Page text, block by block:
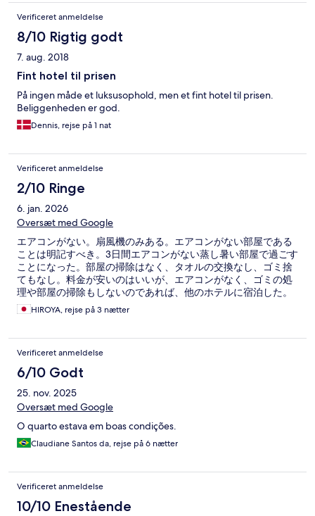
(e não cartão magnético) e o quarto simples, com ar
condicionado e tv antiga (de tubo). Pelo baixo custo, é um bom
local apenas para repousar a noite, e ficar o dia todo rodando
pelos pontos turísticos. O café da manhã é modesto, mas do
primeiro dia ao último que fiquei (o primeiro dia que fiquei foi o
segundo da nova administração) houve uma melhora de 100%
na estrutura e diversidade - apesar de ainda ser modesto e
simples, atende às necessidades. Apesar de uma estrutura que
ainda precise de muitas reformas, o que realmente pesa a favor
do hotel é o pessoal extremamente solícito e simpático. Tive
problemas iniciais no quarto que fiquei, e prontamente
oferecem transporte próprio para os pontos turísticos, com
preço à parte.
Verificeret anmeldelse
8/10 Rigtig godt
7. aug. 2018
Fint hotel til prisen
På ingen måde et luksusophold, men et fint hotel til prisen.
Beliggenheden er god.
Dennis, rejse på 1 nat
Verificeret anmeldelse
2/10 Ringe
6. jan. 2026
Oversæt med Google
エアコンがない。扇風機のみある。エアコンがない部屋である
ことは明記すべき。3日間エアコンがない蒸し暑い部屋で過ごす
ことになった。部屋の掃除はなく、タオルの交換なし、ゴミ捨
てもなし。料金が安いのはいいが、エアコンがなく、ゴミの処
理や部屋の掃除もしないのであれば、他のホテルに宿泊した。
HIROYA, rejse på 3 nætter
Verificeret anmeldelse
6/10 Godt
25. nov. 2025
Oversæt med Google
O quarto estava em boas condições.
Claudiane Santos da, rejse på 6 nætter
Verificeret anmeldelse
10/10 Enestående